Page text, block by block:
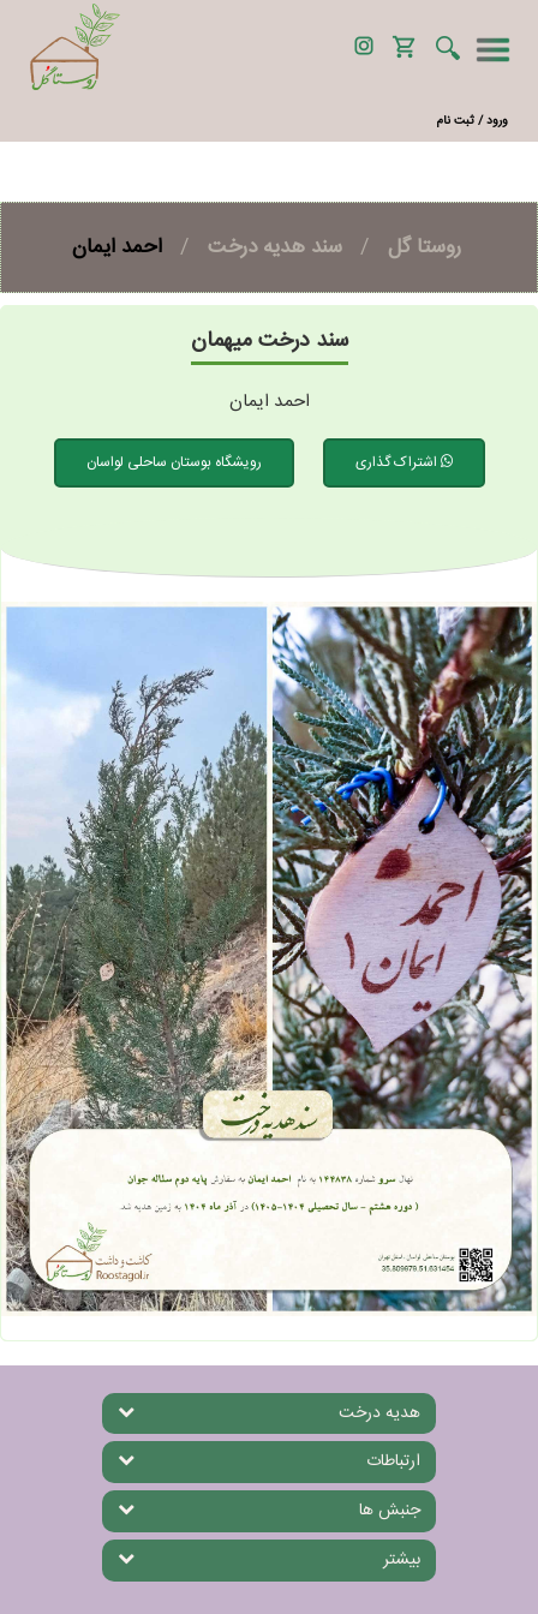
ورود / ثبت نام
روستا گل / سند هدیه درخت / احمد ایمان
سند درخت میهمان
احمد ایمان
اشتراک گذاری رویشگاه بوستان ساحلی لواسان
هدیه درخت
ارتباطات
جنبش ها
بیشتر